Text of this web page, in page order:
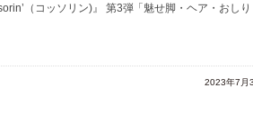
（コッソリン)』 第3弾「魅せ脚・ヘア・おしり
2023年7月